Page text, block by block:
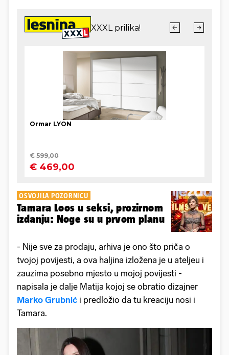
OSVOJILA POZORNICU
Tamara Loos u seksi, prozirnom
izdanju: Noge su u prvom planu
- Nije sve za prodaju, arhiva je ono što priča o
tvojoj povijesti, a ova haljina izložena je u ateljeu i
zauzima posebno mjesto u mojoj povijesti -
napisala je dalje Matija kojoj se obratio dizajner
Marko Grubnić i predložio da tu kreaciju nosi i
Tamara.